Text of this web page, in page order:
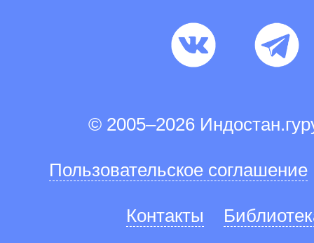
© 2005–2026
Пользовательское соглашение
Контакты